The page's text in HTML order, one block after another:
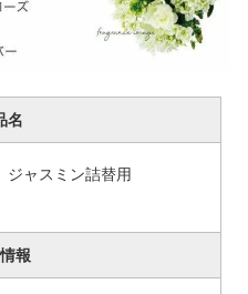
名
ジャスミン詰替用
報